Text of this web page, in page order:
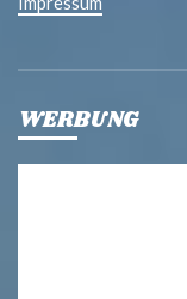
WERBUNG